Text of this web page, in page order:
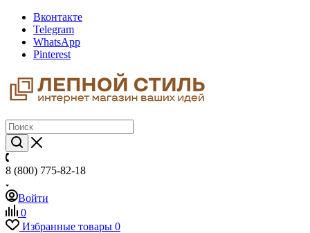
Вконтакте
Telegram
WhatsApp
Pinterest
8 (800) 775-82-18
Войти
0
Избранные товары 0